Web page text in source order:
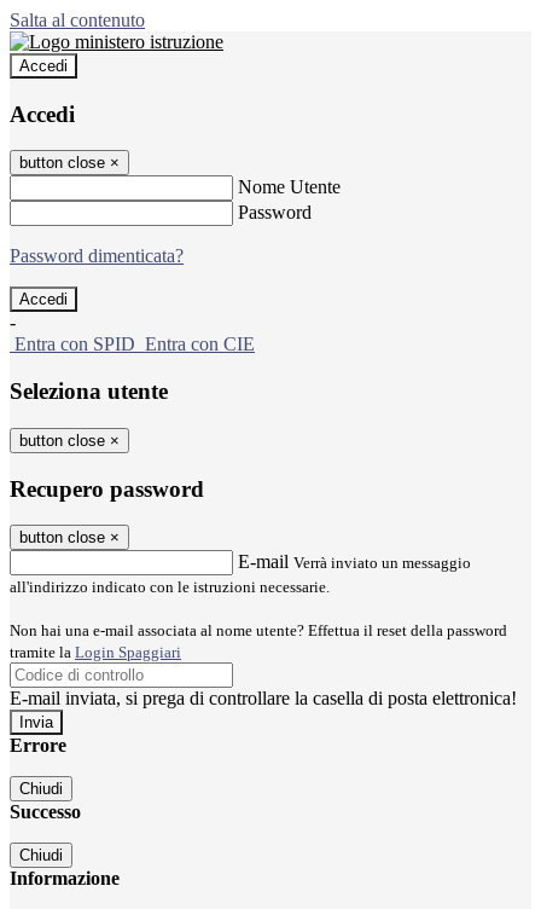
Salta al contenuto
Accedi
Accedi
button close ×
Nome Utente
Password
Password dimenticata?
-
Entra con SPID Entra con CIE
Seleziona utente
button close ×
Recupero password
button close ×
E-mail Verrà inviato un messaggio
all'indirizzo indicato con le istruzioni necessarie.
Non hai una e-mail associata al nome utente? Effettua il reset della password
tramite la Login Spaggiari
E-mail inviata, si prega di controllare la casella di posta elettronica!
Errore
Chiudi
Successo
Chiudi
Informazione